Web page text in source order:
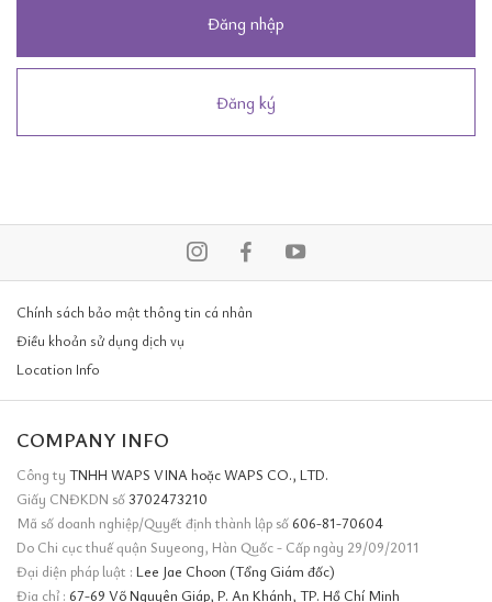
Đăng nhập
Đăng ký
Chính sách bảo mật thông tin cá nhân
Điều khoản sử dụng dịch vụ
Location Info
COMPANY INFO
Công ty TNHH WAPS VINA hoặc WAPS CO., LTD.
Giấy CNĐKDN số3702473210
Mã số doanh nghiệp/Quyết định thành lập số 606-81-70604
Do Chi cục thuế quận Suyeong, Hàn Quốc - Cấp ngày 29/09/2011
Đại diện pháp luật : Lee Jae Choon (Tổng Giám đốc)
Địa chỉ : 67-69 Võ Nguyên Giáp, P. An Khánh, TP. Hồ Chí Minh